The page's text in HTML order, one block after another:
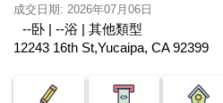
成交日期: 2026年07月06日
--卧 | --浴 | 其他類型
12243 16th St,Yucaipa, CA 92399